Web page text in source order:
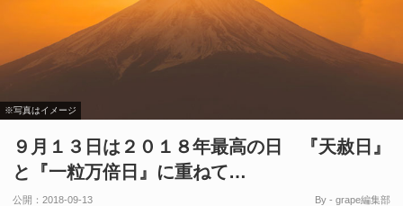
※写真はイメージ
９月１３日は２０１８年最高の日 『天赦日』
と『一粒万倍日』に重ねて…
公開： 2018-09-13
By - grape編集部